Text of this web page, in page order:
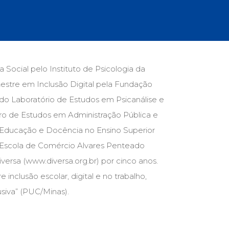
(278)
de referência (48)
Psicoterapia (799)
(8)
africanos (30)
(1)
Social pelo Instituto de Psicologia da
em Inclusão Digital pela Fundação
Laboratório de Estudos em Psicanálise e
de Estudos em Administração Pública e
e Docência no Ensino Superior
de Comércio Alvares Penteado
(www.diversa.org.br) por cinco anos.
inclusão escolar, digital e no trabalho,
(PUC/Minas).